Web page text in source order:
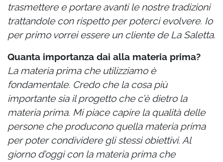
trasmettere e portare avanti le nostre tradizioni
trattandole con rispetto per poterci evolvere. Io
per primo vorrei essere un cliente de La Saletta.
Quanta importanza dai alla materia prima?
La materia prima che utilizziamo è
fondamentale. Credo che la cosa più
importante sia il progetto che c’è dietro la
materia prima. Mi piace capire la qualità delle
persone che producono quella materia prima
per poter condividere gli stessi obiettivi. Al
giorno d’oggi con la materia prima che